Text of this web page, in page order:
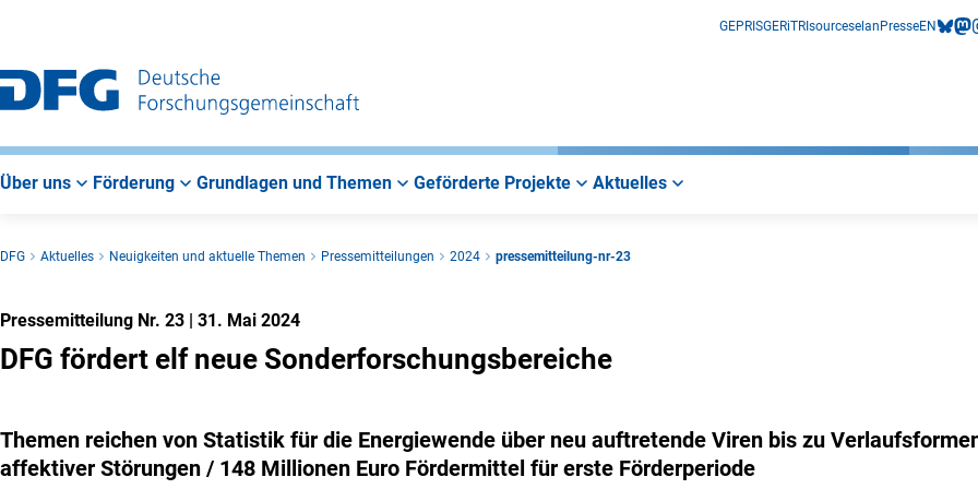
GEPRISGERiTRIsourceselan PresseEN
Über uns Förderung Grundlagen und Themen Geförderte Projekte Aktuelles
DFG Aktuelles Neuigkeiten und aktuelle Themen Pressemitteilungen 2024 pressemitteilung-nr-23
Pressemitteilung Nr. 23 | 31. Mai 2024
DFG fördert elf neue Sonderforschungsbereiche
Themen reichen von Statistik für die Energiewende über neu auftretende Viren bis zu
affektiver Störungen / 148 Millionen Euro Fördermittel für erste Förderperiode